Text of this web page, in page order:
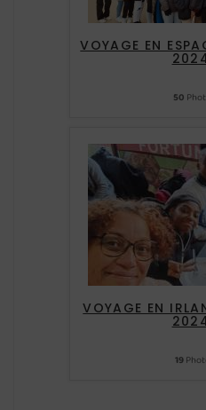
VOYAGE EN
50
VOYAGE EN
19